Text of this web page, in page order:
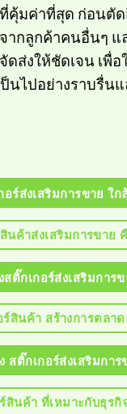
คุ้มค่าที่สุด ก่อนตั
ากลูกค้าคนอื่นๆ แ
ดส่งให้ชัดเจน เพื่
นไปอย่างราบรื่น
อร์ส่งเสริมการขาย ใ
นค้าส่งเสริมการขาย
ติ๊กเกอร์ส่งเสริมการข
ร์สินค้า สร้างการตลาด
สติ๊กเกอร์ส่งเสริมการ
สินค้า ที่เหมาะกับธุรกิ